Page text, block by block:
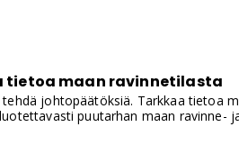
maan ravinnetilasta
johtopäätöksiä. Tarkkaa tietoa
puutarhan maan ravinne-